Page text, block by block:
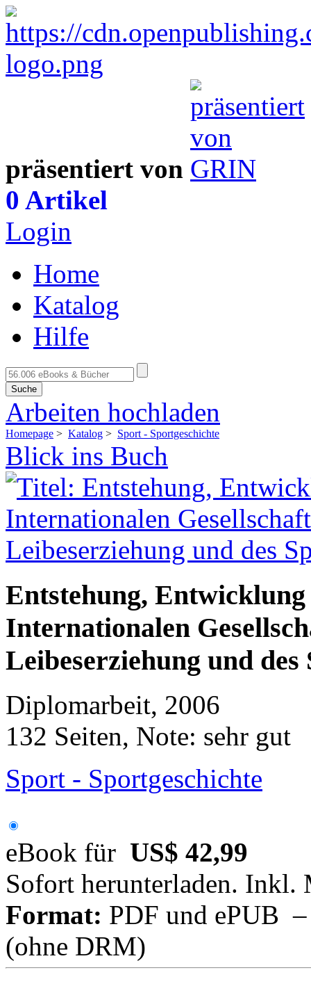
präsentiert von
0 Artikel
Login
Home
Katalog
Hilfe
Suche
Arbeiten hochladen
Homepage > Katalog > Sport - Sportgeschichte
Blick ins Buch
Entstehung,
Internationalen
Leibeserziehung und
Diplomarbeit, 2006
132 Seiten, Note: sehr gut
Sport - Sportgeschichte
eBook für US$ 42,99
Sofort herunterladen. Inkl.
Format: PDF und ePUB
(ohne DRM)